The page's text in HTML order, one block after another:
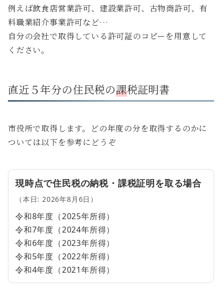
例えば飲食店営業許可、建設業許可、古物商許可、有
料職業紹介事業許可など…
自分の会社で取得している許可証のコピーを用意して
ください。
直近５年分の住民税の課税証明書
市役所で取得します。どの年度の分を取得するのかに
ついては以下を参考にどうぞ
現時点で住民税の納税・課税証明を取る場合
（本日: 2026年8月6日）
令和8年度（2025年所得）
令和7年度（2024年所得）
令和6年度（2023年所得）
令和5年度（2022年所得）
令和4年度（2021年所得）